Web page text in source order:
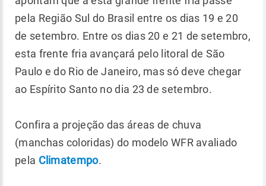
pela Região Sul do Brasil entre os dias 19 e 20
de setembro. Entre os dias 20 e 21 de setembro,
esta frente fria avançará pelo litoral de São
Paulo e do Rio de Janeiro, mas só deve chegar
ao Espírito Santo no dia 23 de setembro.
Confira a projeção das áreas de chuva
(manchas coloridas) do modelo WFR avaliado
pela Climatempo.